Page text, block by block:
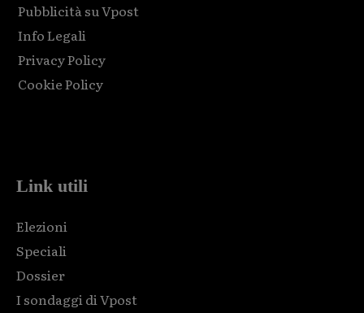
Pubblicità su Vpost
Info Legali
Privacy Policy
Cookie Policy
Link utili
Elezioni
Speciali
Dossier
I sondaggi di Vpost